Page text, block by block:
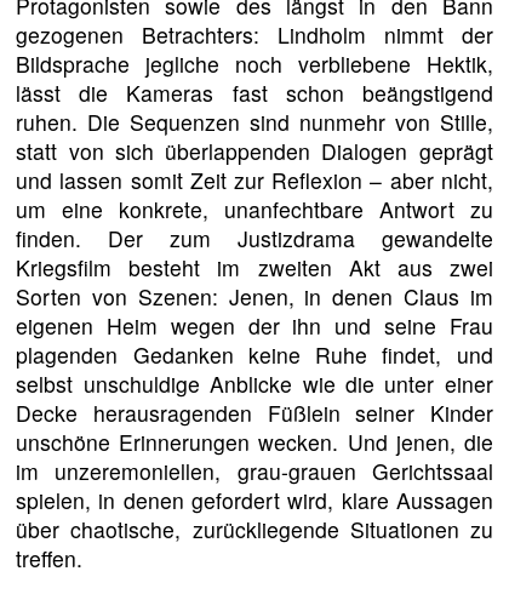
gezogenen Betrachters: Lindholm nimmt der
Bildsprache jegliche noch verbliebene Hektik,
lässt die Kameras fast schon beängstigend
ruhen. Die Sequenzen sind nunmehr von Stille,
statt von sich überlappenden Dialogen geprägt
und lassen somit Zeit zur Reflexion – aber nicht,
um eine konkrete, unanfechtbare Antwort zu
finden. Der zum Justizdrama gewandelte
Kriegsfilm besteht im zweiten Akt aus zwei
Sorten von Szenen: Jenen, in denen Claus im
eigenen Heim wegen der ihn und seine Frau
plagenden Gedanken keine Ruhe findet, und
selbst unschuldige Anblicke wie die unter einer
Decke herausragenden Füßlein seiner Kinder
unschöne Erinnerungen wecken. Und jenen, die
im unzeremoniellen, grau-grauen Gerichtssaal
spielen, in denen gefordert wird, klare Aussagen
über chaotische, zurückliegende Situationen zu
treffen.